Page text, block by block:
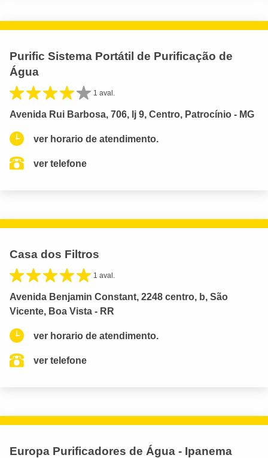
Purific Sistema Portátil de Purificação de
Água
1 aval.
Avenida Rui Barbosa, 706, lj 9, Centro, Patrocínio - MG
ver horario de atendimento.
ver telefone
Casa dos Filtros
1 aval.
Avenida Benjamin Constant, 2248 centro, b, São
Vicente, Boa Vista - RR
ver horario de atendimento.
ver telefone
Europa Purificadores de Água - Ipanema